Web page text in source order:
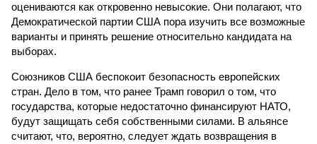
оцениваются как откровенно невысокие. Они полагают, что
Демократической партии США пора изучить все возможные
варианты и принять решение относительно кандидата на
выборах.
Союзников США беспокоит безопасность европейских
стран. Дело в том, что ранее Трамп говорил о том, что
государства, которые недостаточно финансируют НАТО,
будут защищать себя собственными силами. В альянсе
считают, что, вероятно, следует ждать возвращения в